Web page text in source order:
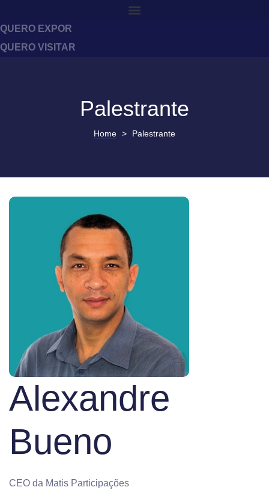
QUERO EXPOR
QUERO VISITAR
Palestrante
Home > Palestrante
Alexandre
Bueno
CEO da Matis Participações